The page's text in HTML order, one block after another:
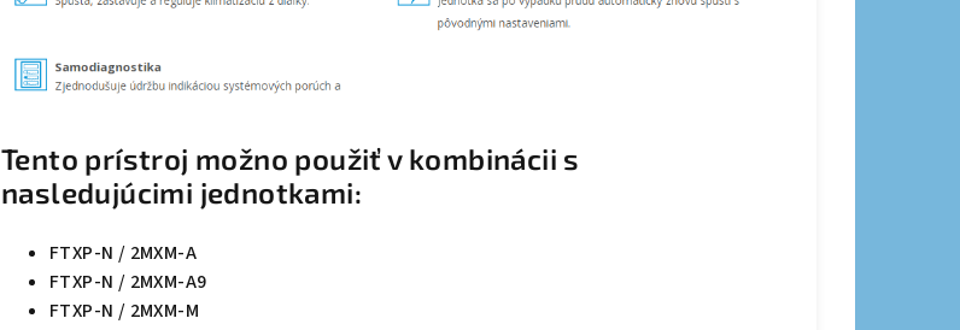
Tento prístroj možno použiť v kombinácii s
nasledujúcimi jednotkami:
FTXP-N / 2MXM-A
FTXP-N / 2MXM-A9
FTXP-N / 2MXM-M